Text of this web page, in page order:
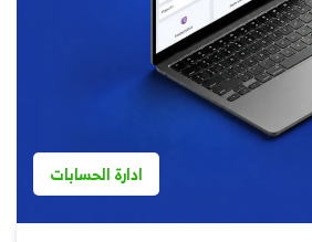
ادارة الحسابات